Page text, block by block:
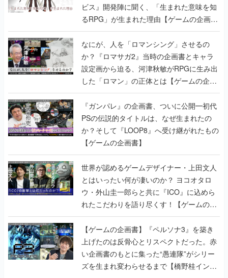
ビス』開発陣に聞く、「生まれた意味を知
るRPG」が生まれた理由【ゲームの企画
書】
なにが、人を「ロマンシング」させるの
か？『ロマサガ2』当時の企画書とキャラ
設定画から迫る、河津秋敏がRPGに生み出
した「ロマン」の正体とは【ゲームの企画
書】
『ガンパレ』の企画書、ついに公開━初代
PSの伝説的タイトルは、なぜ生まれたの
か？そして『LOOP8』へ受け継がれたもの
【ゲームの企画書】
世界が認めるゲームデザイナー・上田文人
とはいったい何が凄いのか？ ヨコオタロ
ウ・外山圭一郎らと共に『ICO』に込めら
れたこだわりを語り尽くす！【ゲームの企
画書】
【ゲームの企画書】『ペルソナ3』を築き
上げたのは反骨心とリスペクトだった。赤
い企画書のもとに集った“愚連隊”がシリー
ズを生まれ変わらせるまで【橋野桂インタ